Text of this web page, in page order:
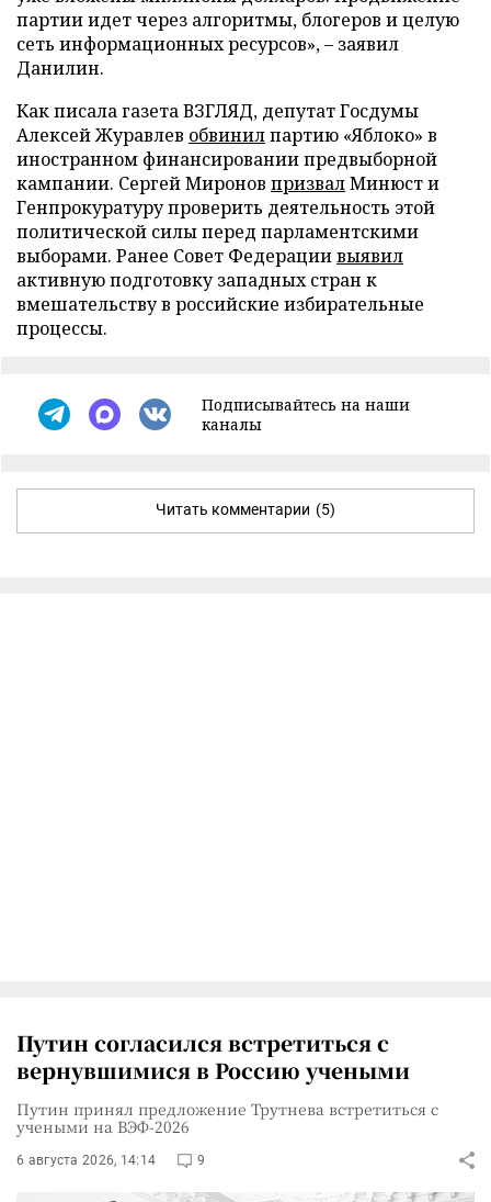
партии идет через алгоритмы, блогеров и целую
сеть информационных ресурсов», – заявил
Данилин.
Как писала газета ВЗГЛЯД, депутат Госдумы
Алексей Журавлев обвинилпартию «Яблоко» в
иностранном финансировании предвыборной
кампании. Сергей Миронов призвалМинюст и
Генпрокуратуру проверить деятельность этой
политической силы перед парламентскими
выборами. Ранее Совет Федерациивыявил
активную подготовку западных стран к
вмешательству в российские избирательные
процессы.
Подписывайтесь на наши
каналы
Читать комментарии (5)
Путин согласился встретиться с
вернувшимися в Россию учеными
Путин принял предложение Трутнева встретиться с
учеными на ВЭФ-2026
6 августа 2026, 14:14 9